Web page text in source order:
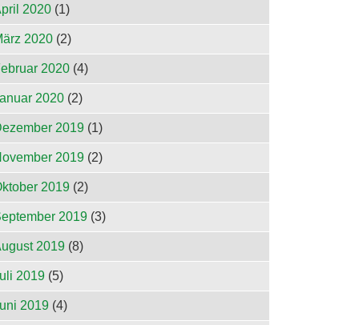
2020 (1)
2020 (2)
2020 (4)
2020 (2)
2019 (1)
2019 (2)
2019 (2)
2019 (3)
2019 (8)
2019 (5)
2019 (4)